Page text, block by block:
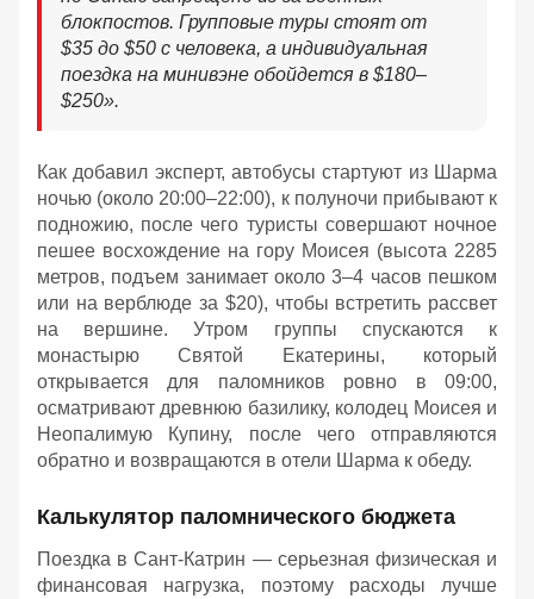
блокпостов. Групповые туры стоят от
$35 до $50 с человека, а индивидуальная
поездка на минивэне обойдется в $180–
$250».
Как добавил эксперт, автобусы стартуют из Шарма
ночью (около 20:00–22:00), к полуночи прибывают к
подножию, после чего туристы совершают ночное
пешее восхождение на гору Моисея (высота 2285
метров, подъем занимает около 3–4 часов пешком
или на верблюде за $20), чтобы встретить рассвет
на вершине. Утром группы спускаются к
монастырю Святой Екатерины, который
открывается для паломников ровно в 09:00,
осматривают древнюю базилику, колодец Моисея и
Неопалимую Купину, после чего отправляются
обратно и возвращаются в отели Шарма к обеду.
Калькулятор паломнического бюджета
Поездка в Сант-Катрин — серьезная физическая и
финансовая нагрузка, поэтому расходы лучше